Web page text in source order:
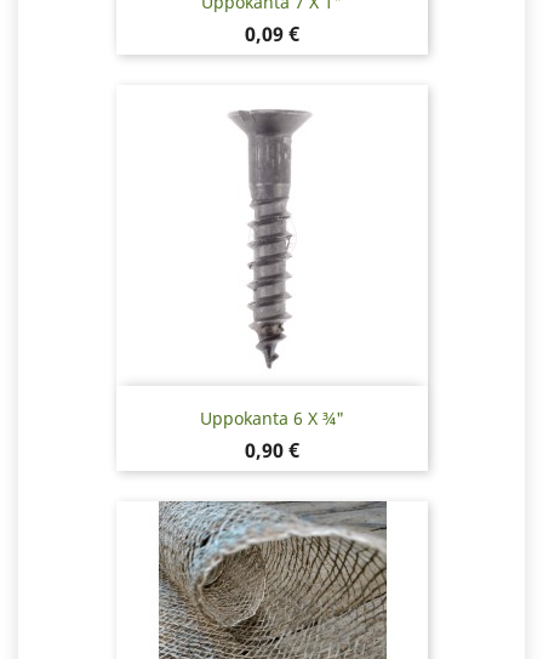
Hinta
0,09 €
Uppokanta 6 X ¾"
Hinta
0,90 €